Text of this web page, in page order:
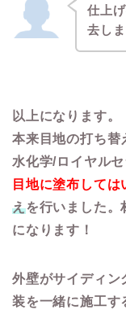
仕上
去しま
以上になります。
本来目地の打ち替
水化学/ロイヤル
目地に塗布しては
えを行いました。
になります！
外壁がサイディン
装を一緒に施工す